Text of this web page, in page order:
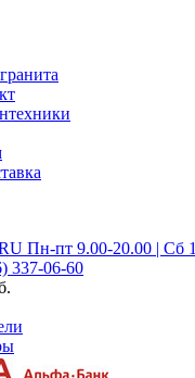
Пн-пт 9.00-20.00 | Сб
337-06-60